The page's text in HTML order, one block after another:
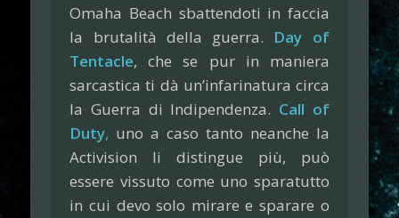
Omaha Beach sbattendoti in faccia
la brutalità della guerra. Day of
Tentacle, che se pur in maniera
sarcastica ti dà un’infarinatura circa
la Guerra di Indipendenza. Call of
Duty, uno a caso tanto neanche la
Activision li distingue più, può
essere vissuto come uno sparatutto
in cui devo solo mirare e sparare o